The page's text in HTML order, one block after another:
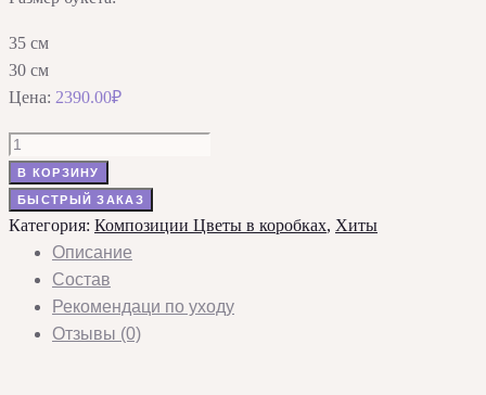
35 см
30 см
Цена: 2390.00₽
Количество
товара
Нежная
композиция
розами,
диантусами
В КОРЗИНУ
БЫСТРЫЙ ЗАКАЗ
Категория: Композиции Цветы в коробках, Хиты
Описание
Состав
Рекомендаци по уходу
Отзывы (0)